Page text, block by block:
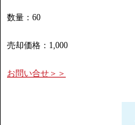
数量：60
売却価格：1,000
お問い合せ＞＞